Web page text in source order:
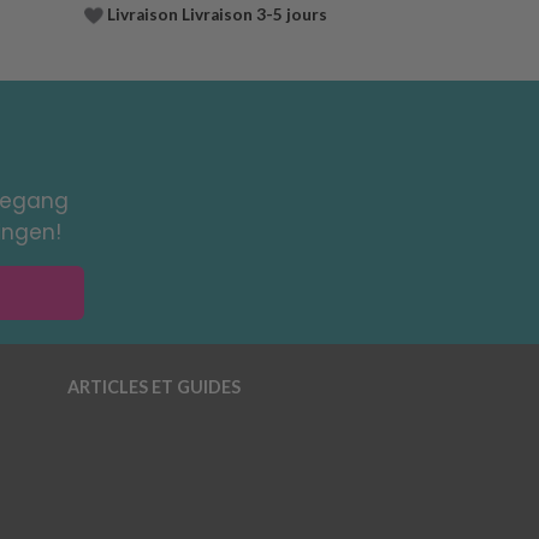
Livraison Livraison 3-5 jours
ARTICLES ET GUIDES